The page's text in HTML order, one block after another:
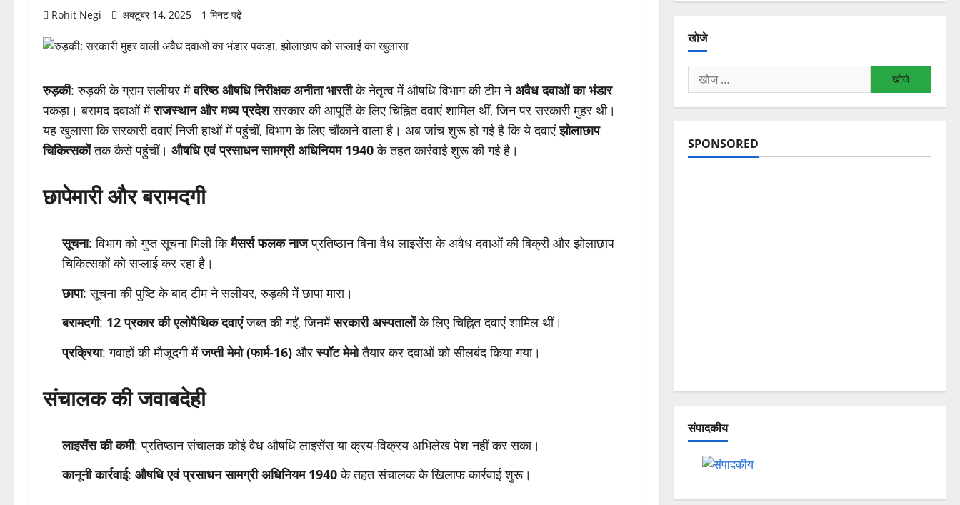
Rohit Negi अक्टूबर 14, 2025 1 मिनट पढ़ें
रुड़की: रुड़की के ग्राम सलीयर मेंवरिष्ठ औषधि निरीक्षक अनीता भारतीके नेतृत्व में औषधि विभाग की टीम नेअवैध दवाओं का भंडार
पकड़ा। बरामद दवाओं मेंराजस्थान और मध्य प्रदेशसरकार की आपूर्ति के लिए चिह्नित दवाएं शामिल थीं, जिन पर सरकारी मुहर थी।
यह खुलासा कि सरकारी दवाएं निजी हाथों में पहुंचीं, विभाग के लिए चौंकाने वाला है। अब जांच शुरू हो गई है कि ये दवाएंझोलाछाप
चिकित्सकोंतक कैसे पहुंचीं। औषधि एवं प्रसाधन सामग्री अधिनियम 1940के तहत कार्रवाई शुरू की गई है।
छापेमारी और बरामदगी
सूचना: विभाग को गुप्त सूचना मिली किमैसर्स फलक नाजप्रतिष्ठान बिना वैध लाइसेंस के अवैध दवाओं की बिक्री और झोलाछाप
चिकित्सकों को सप्लाई कर रहा है।
छापा: सूचना की पुष्टि के बाद टीम ने सलीयर, रुड़की में छापा मारा।
बरामदगी: 12 प्रकार की एलोपैथिक दवाएंजब्त की गईं, जिनमेंसरकारी अस्पतालोंके लिए चिह्नित दवाएं शामिल थीं।
प्रक्रिया: गवाहों की मौजूदगी मेंजप्ती मेमो (फार्म-16) औरस्पॉट मेमोतैयार कर दवाओं को सीलबंद किया गया।
संचालक की जवाबदेही
लाइसेंस की कमी: प्रतिष्ठान संचालक कोई वैध औषधि लाइसेंस या क्रय-विक्रय अभिलेख पेश नहीं कर सका।
कानूनी कार्रवाई: औषधि एवं प्रसाधन सामग्री अधिनियम 1940के तहत संचालक के खिलाफ कार्रवाई शुरू।
खोजे
निम्न
को
खोजें:
SPONSORED
संपादकीय